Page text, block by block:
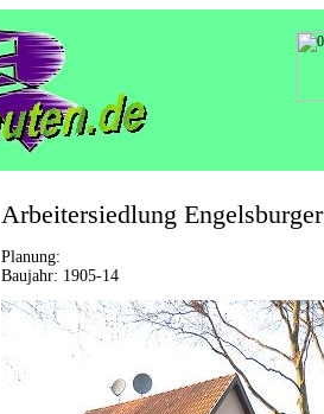
Arbeitersiedlung
Planung:
Baujahr: 1905-14